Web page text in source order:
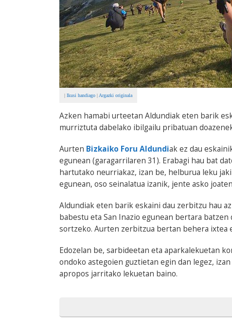
| Ikusi handiago | Argazki originala
Azken hamabi urteetan Aldundiak eten barik
murriztuta dabelako ibilgailu pribatuan
Aurten Bizkaiko Foru Aldundiak ez dau
egunean (garagarrilaren 31). Erabagi hau bat
hartutako neurriakaz, izan be, helburua leku
egunean, oso seinalatua izanik, jente asko
Aldundiak eten barik eskaini dau zerbitzu hau
babestu eta San Inazio egunean bertara
sortzeko. Aurten zerbitzua bertan behera ixtea
Edozelan be, sarbideetan eta aparkalekuetan
ondoko astegoien guztietan egin dan legez,
apropos jarritako lekuetan baino.